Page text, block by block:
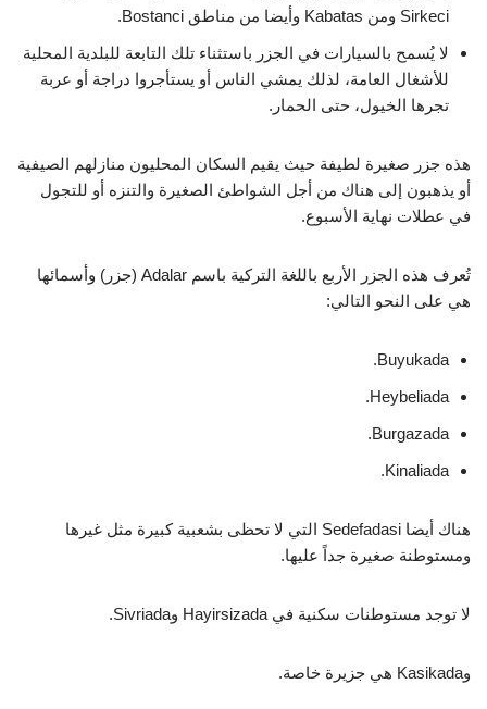
Sirkeci ومن Kabatas وأيضا من مناطق Bostanci.
لا يُسمح بالسيارات في الجزر باستثناء تلك التابعة للبلدية المحلية
للأشغال العامة، لذلك يمشي الناس أو يستأجروا دراجة أو عربة
تجرها الخيول، حتى الحمار.
هذه جزر صغيرة لطيفة حيث يقيم السكان المحليون منازلهم الصيفية
أو يذهبون إلى هناك من أجل الشواطئ الصغيرة والتنزه أو للتجول
في عطلات نهاية الأسبوع.
تُعرف هذه الجزر الأربع باللغة التركية باسم Adalar (جزر) وأسمائها
هي على النحو التالي:
Buyukada.
Heybeliada.
Burgazada.
Kinaliada.
هناك أيضا Sedefadasi التي لا تحظى بشعبية كبيرة مثل غيرها
ومستوطنة صغيرة جداً عليها.
لا توجد مستوطنات سكنية في Hayirsizada وSivriada.
وKasikada هي جزيرة خاصة.